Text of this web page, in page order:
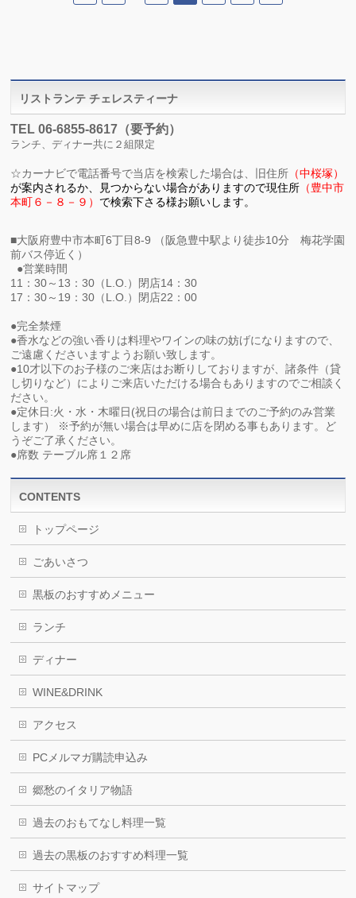
リストランテ チェレスティーナ
TEL 06-6855-8617（要予約）
ランチ、ディナー共に２組限定
☆カーナビで電話番号で当店を検索した場合は、旧住所 （中桜塚）
が案内されるか、見つからない場合がありますので現住所 （豊中市
本町６－８－９） で検索下さる様お願いします。
■大阪府豊中市本町6丁目8-9 （阪急豊中駅より徒歩10分 梅花学園
前バス停近く）
●営業時間
11：30～13：30（L.O.）閉店14：30
17：30～19：30（L.O.）閉店22：00
●完全禁煙
●香水などの強い香りは料理やワインの味の妨げになりますので、
ご遠慮くださいますようお願い致します。
●10才以下のお子様のご来店はお断りしておりますが、諸条件（貸
し切りなど）によりご来店いただける場合もありますのでご相談く
ださい。
●定休日:火・水・木曜日(祝日の場合は前日までのご予約のみ営業
します） ※予約が無い場合は早めに店を閉める事もあります。ど
うぞご了承ください。
●席数 テーブル席１２席
CONTENTS
トップページ
ごあいさつ
黒板のおすすめメニュー
ランチ
ディナー
WINE&DRINK
アクセス
PCメルマガ購読申込み
郷愁のイタリア物語
過去のおもてなし料理一覧
過去の黒板のおすすめ料理一覧
サイトマップ